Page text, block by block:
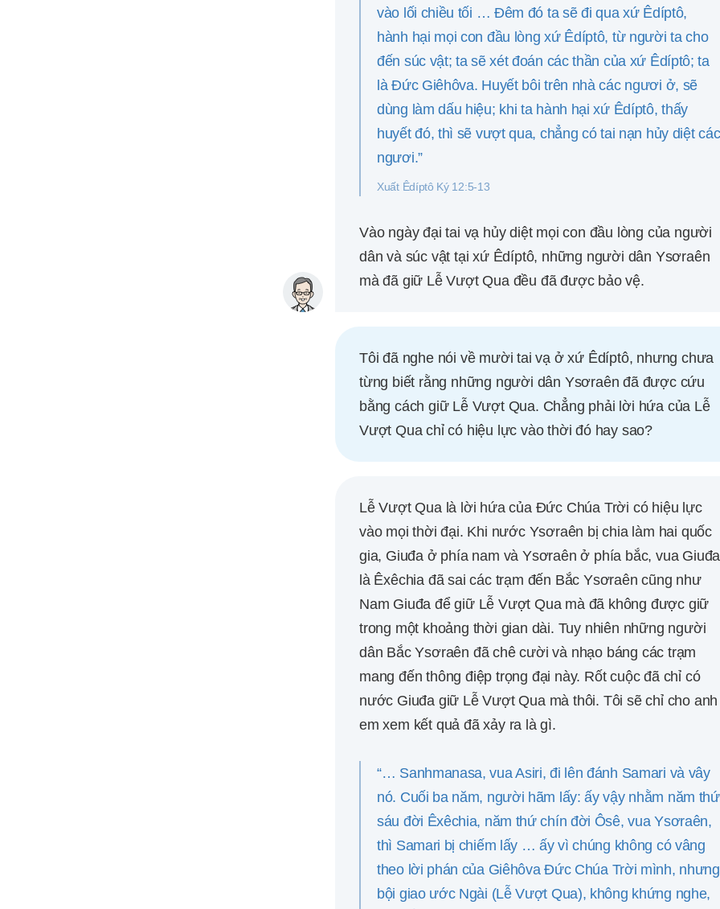
vào lối chiều tối … Đêm đó ta sẽ đi qua xứ Êdíptô,
hành hại mọi con đầu lòng xứ Êdíptô, từ người ta cho
đến súc vật; ta sẽ xét đoán các thần của xứ Êdíptô; ta
là Đức Giêhôva. Huyết bôi trên nhà các ngươi ở, sẽ
dùng làm dấu hiệu; khi ta hành hại xứ Êdíptô, thấy
huyết đó, thì sẽ vượt qua, chẳng có tai nạn hủy diệt các
ngươi.”
Xuất Êdíptô Ký 12:5-13
Vào ngày đại tai vạ hủy diệt mọi con đầu lòng của người
dân và súc vật tại xứ Êdíptô, những người dân Ysơraên
mà đã giữ Lễ Vượt Qua đều đã được bảo vệ.
Tôi đã nghe nói về mười tai vạ ở xứ Êdíptô, nhưng chưa
từng biết rằng những người dân Ysơraên đã được cứu
bằng cách giữ Lễ Vượt Qua. Chẳng phải lời hứa của Lễ
Vượt Qua chỉ có hiệu lực vào thời đó hay sao?
Lễ Vượt Qua là lời hứa của Đức Chúa Trời có hiệu lực
vào mọi thời đại. Khi nước Ysơraên bị chia làm hai quốc
gia, Giuđa ở phía nam và Ysơraên ở phía bắc, vua Giuđa
là Êxêchia đã sai các trạm đến Bắc Ysơraên cũng như
Nam Giuđa để giữ Lễ Vượt Qua mà đã không được giữ
trong một khoảng thời gian dài. Tuy nhiên những người
dân Bắc Ysơraên đã chê cười và nhạo báng các trạm
mang đến thông điệp trọng đại này. Rốt cuộc đã chỉ có
nước Giuđa giữ Lễ Vượt Qua mà thôi. Tôi sẽ chỉ cho anh
em xem kết quả đã xảy ra là gì.
“… Sanhmanasa, vua Asiri, đi lên đánh Samari và vây
nó. Cuối ba năm, người hãm lấy: ấy vậy nhằm năm thứ
sáu đời Êxêchia, năm thứ chín đời Ôsê, vua Ysơraên,
thì Samari bị chiếm lấy … ấy vì chúng không có vâng
theo lời phán của Giêhôva Đức Chúa Trời mình, nhưng
bội giao ước Ngài (Lễ Vượt Qua), không khứng nghe,